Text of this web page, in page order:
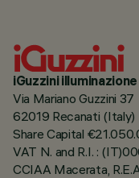
iGuzzini illuminazione
Via Mariano Guzzini 37
62019 Recanati (Italy)
Share Capital
VAT N. and R.I. :
CCIAA Macerata,